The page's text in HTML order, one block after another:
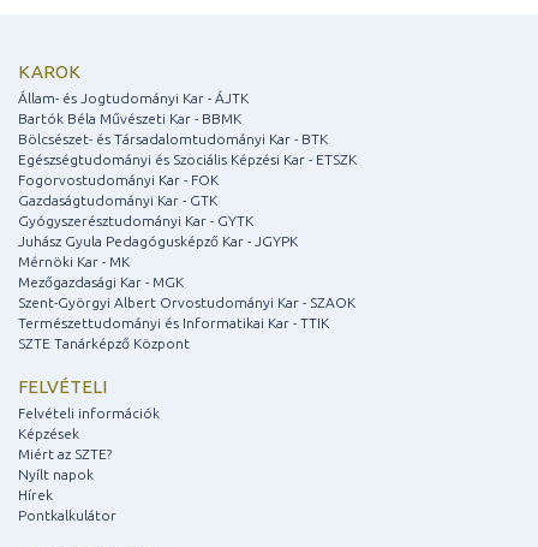
KAROK
Állam- és Jogtudományi Kar - ÁJTK
Bartók Béla Művészeti Kar - BBMK
Bölcsészet- és Társadalomtudományi Kar - BTK
Egészségtudományi és Szociális Képzési Kar - ETSZK
Fogorvostudományi Kar - FOK
Gazdaságtudományi Kar - GTK
Gyógyszerésztudományi Kar - GYTK
Juhász Gyula Pedagógusképző Kar - JGYPK
Mérnöki Kar - MK
Mezőgazdasági Kar - MGK
Szent-Györgyi Albert Orvostudományi Kar - SZAOK
Természettudományi és Informatikai Kar - TTIK
SZTE Tanárképző Központ
FELVÉTELI
Felvételi információk
Képzések
Miért az SZTE?
Nyílt napok
Hírek
Pontkalkulátor